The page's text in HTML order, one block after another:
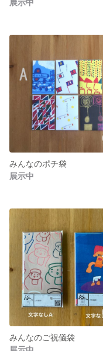
展示中
みんなのポチ袋
展示中
みんなのご祝儀袋